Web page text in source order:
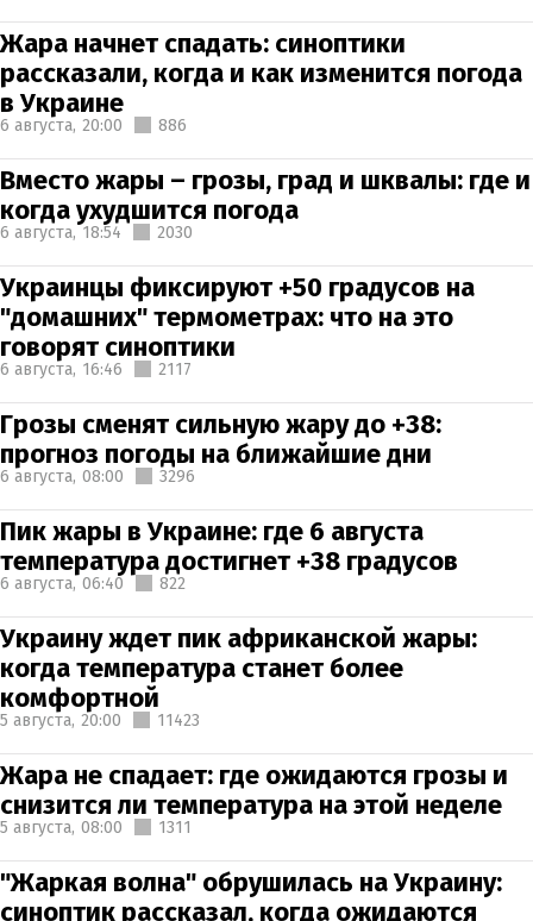
Жара начнет спадать: синоптики
рассказали, когда и как изменится погода
в Украине
6 августа, 20:00 886
Вместо жары – грозы, град и шквалы: где и
когда ухудшится погода
6 августа, 18:54 2030
Украинцы фиксируют +50 градусов на
"домашних" термометрах: что на это
говорят синоптики
6 августа, 16:46 2117
Грозы сменят сильную жару до +38:
прогноз погоды на ближайшие дни
6 августа, 08:00 3296
Пик жары в Украине: где 6 августа
температура достигнет +38 градусов
6 августа, 06:40 822
Украину ждет пик африканской жары:
когда температура станет более
комфортной
5 августа, 20:00 11423
Жара не спадает: где ожидаются грозы и
снизится ли температура на этой неделе
5 августа, 08:00 1311
"Жаркая волна" обрушилась на Украину:
синоптик рассказал, когда ожидаются